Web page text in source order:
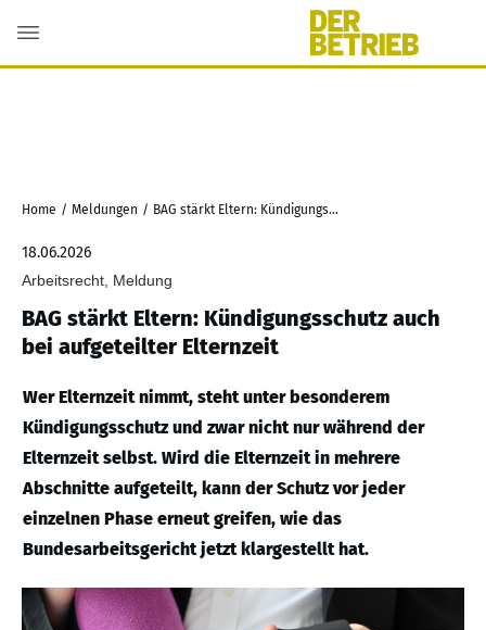
Home / Meldungen / BAG stärkt Eltern: Kündigungsschutz auch bei aufgeteilter Elternzeit
18.06.2026
Arbeitsrecht, Meldung
BAG stärkt Eltern: Kündigungsschutz auch
bei aufgeteilter Elternzeit
Wer Elternzeit nimmt, steht unter besonderem
Kündigungsschutz und zwar nicht nur während der
Elternzeit selbst. Wird die Elternzeit in mehrere
Abschnitte aufgeteilt, kann der Schutz vor jeder
einzelnen Phase erneut greifen, wie das
Bundesarbeitsgericht jetzt klargestellt hat.